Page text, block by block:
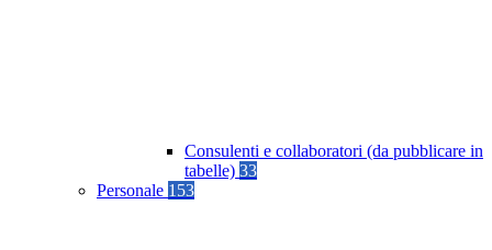
Consulenti e collaboratori (da pubblicare in
tabelle) 33
Personale 153